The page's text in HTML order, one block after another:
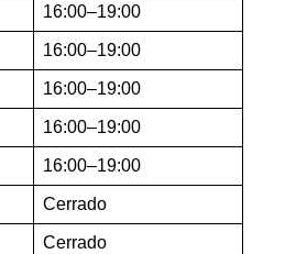
16:00–19:00
16:00–19:00
16:00–19:00
16:00–19:00
16:00–19:00
Cerrado
Cerrado